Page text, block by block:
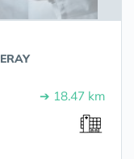
➔ 18.47 km